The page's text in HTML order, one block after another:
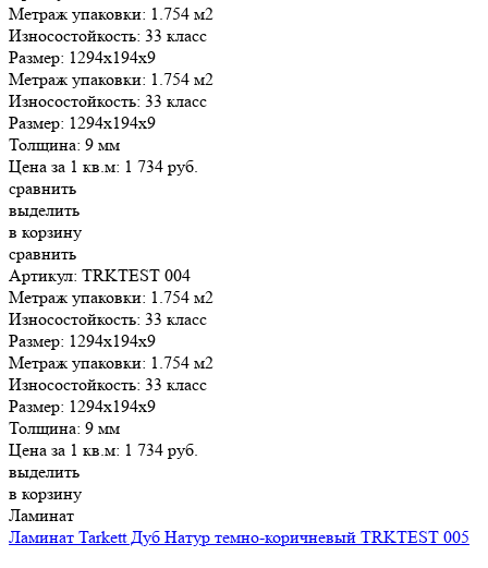
Метраж упаковки: 1.754 м2
Износостойкость: 33 класс
Размер: 1294x194x9
Метраж упаковки: 1.754 м2
Износостойкость: 33 класс
Размер: 1294x194x9
Толщина: 9 мм
Цена за 1 кв.м: 1 734 руб.
сравнить
выделить
в корзину
сравнить
Артикул: TRKTEST 004
Метраж упаковки: 1.754 м2
Износостойкость: 33 класс
Размер: 1294x194x9
Метраж упаковки: 1.754 м2
Износостойкость: 33 класс
Размер: 1294x194x9
Толщина: 9 мм
Цена за 1 кв.м: 1 734 руб.
выделить
в корзину
Ламинат
Ламинат Tarkett Дуб Натур темно-коричневый TRKTEST 005